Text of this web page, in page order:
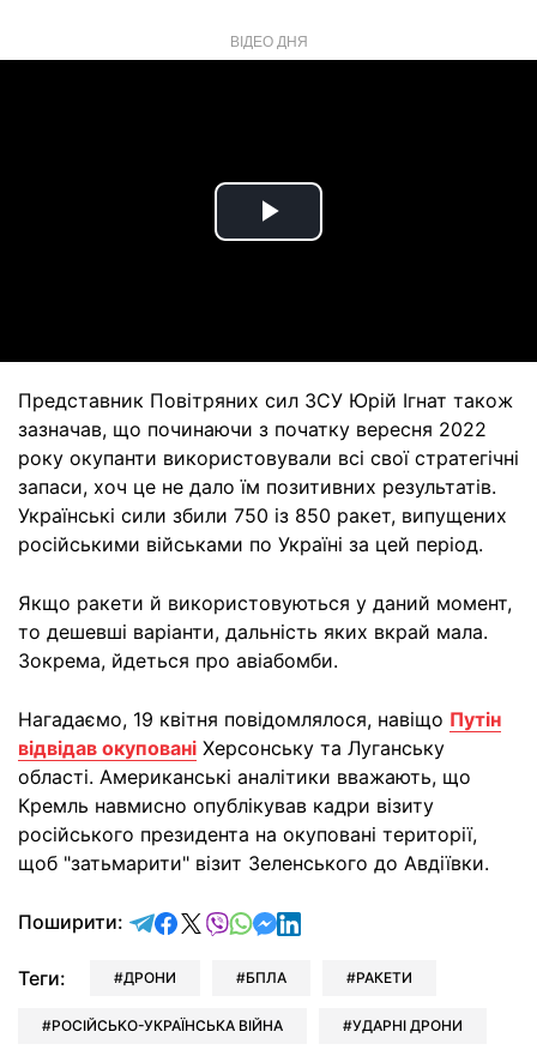
ВІДЕО ДНЯ
Play
Представник Повітряних сил ЗСУ Юрій Ігнат також
зазначав, що починаючи з початку вересня 2022
року окупанти використовували всі свої стратегічні
запаси, хоч це не дало їм позитивних результатів.
Українські сили збили 750 із 850 ракет, випущених
російськими військами по Україні за цей період.
Якщо ракети й використовуються у даний момент,
то дешевші варіанти, дальність яких вкрай мала.
Зокрема, йдеться про авіабомби.
Нагадаємо, 19 квітня повідомлялося, навіщо Путін
відвідав окуповані Херсонську та Луганську
області. Американські аналітики вважають, що
Кремль навмисно опублікував кадри візиту
російського президента на окуповані території,
щоб "затьмарити" візит Зеленського до Авдіївки.
Поширити: відправити у Telegram
поділитись у Facebook
поділитись у X
відправити у Viber
відправити у Whatsapp
відправити у Messenger
відправити у LinkedIn
Теги: ДРОНИ БПЛА РАКЕТИ
РОСІЙСЬКО-УКРАЇНСЬКА ВІЙНА УДАРНІ ДРОНИ